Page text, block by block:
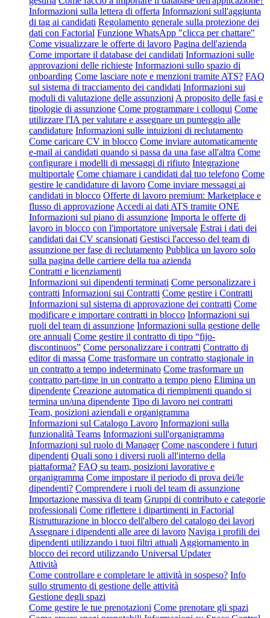
Informazioni sulla lettera di offerta Informazioni sull'aggiunta
di tag ai candidati Regolamento generale sulla protezione dei
dati con Factorial Funzione WhatsApp "clicca per chattare"
Come visualizzare le offerte di lavoro Pagina dell'azienda
Come importare il database dei candidati Informazioni sulle
approvazioni delle richieste Informazioni sullo spazio di
onboarding Come lasciare note e menzioni tramite ATS? FAQ
sul sistema di tracciamento dei candidati Informazioni sui
moduli di valutazione delle assunzioni A proposito delle fasi e
tipologie di assunzione Come programmare i colloqui Come
utilizzare l'IA per valutare e assegnare un punteggio alle
candidature Informazioni sulle intuizioni di reclutamento
Come caricare CV in blocco Come inviare automaticamente
e-mail ai candidati quando si passa da una fase all'altra Come
configurare i modelli di messaggi di rifiuto Integrazione
multiportale Come chiamare i candidati dal tuo telefono Come
gestire le candidature di lavoro Come inviare messaggi ai
candidati in blocco Offerte di lavoro premium: Marketplace e
flusso di approvazione Accedi ai dati ATS tramite ONE
Informazioni sul piano di assunzione Importa le offerte di
lavoro in blocco con l'importatore universale Estrai i dati dei
candidati dai CV scansionati Gestisci l'accesso del team di
assunzione per fase di reclutamento Pubblica un lavoro solo
sulla pagina delle carriere della tua azienda
Contratti e licenziamenti
Informazioni sui dipendenti terminati Come personalizzare i
contratti Informazioni sui Contratti Come gestire i Contratti
Informazioni sul sistema di approvazione dei contratti Come
modificare e importare contratti in blocco Informazioni sui
ruoli del team di assunzione Informazioni sulla gestione delle
ore annuali Come gestire il contratto di tipo “fijo-
discontinuos” Come personalizzare i contratti Contratto di
editor di massa Come trasformare un contratto stagionale in
un contratto a tempo indeterminato Come trasformare un
contratto part-time in un contratto a tempo pieno Elimina un
dipendente Creazione automatica di riempimenti quando si
termina un/una dipendente Tipo di lavoro nei contratti
Team, posizioni aziendali e organigramma
Informazioni sul Catalogo Lavoro Informazioni sulla
funzionalità Teams Informazioni sull'organigramma
Informazioni sul ruolo di Manager Come nascondere i futuri
dipendenti Quali sono i diversi ruoli all'interno della
piattaforma? FAQ su team, posizioni lavorative e
organigramma Come impostare il periodo di prova dei/le
dipendenti? Comprendere i ruoli del team di assunzione
Importazione massiva di team Gruppi di contributo e categorie
professionali Come riflettere i dipartimenti in Factorial
Ristrutturazione in blocco dell'albero del catalogo dei lavori
Assegnare i dipendenti alle aree di lavoro Naviga i profili dei
dipendenti utilizzando i tuoi filtri attuali Aggiornamento in
blocco dei record utilizzando Universal Updater
Attività
Come controllare e completare le attività in sospeso? Info
sullo strumento di gestione delle attività
Gestione degli spazi
Come gestire le tue prenotazioni Come prenotare gli spazi